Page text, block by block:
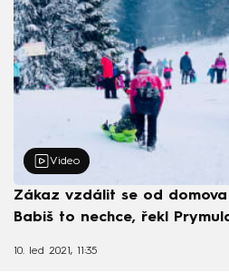
Video
Zákaz vzdálit se od domova
Babiš to nechce, řekl
10. led 2021, 11:35